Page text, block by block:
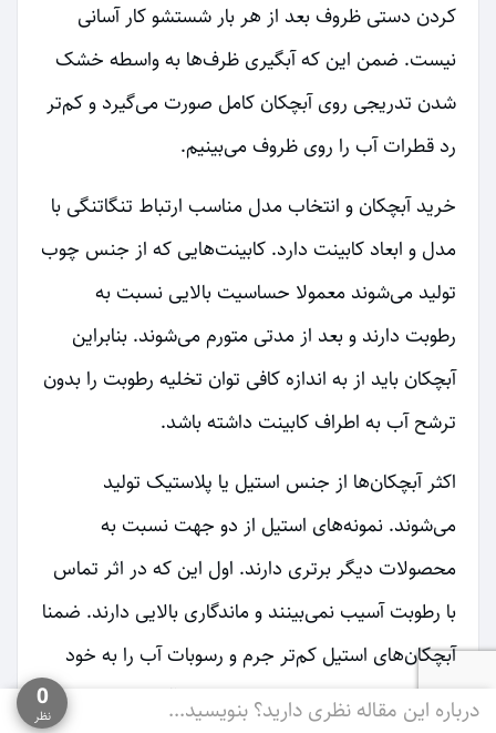
کردن دستی ظروف بعد از هر بار شستشو کار آسانی
نیست. ضمن این که آبگیری ظرف‌ها به واسطه خشک
شدن تدریجی روی آبچکان کامل صورت می‌گیرد و کم‌تر
رد قطرات آب را روی ظروف می‌بینیم.
خرید آبچکان و انتخاب مدل مناسب ارتباط تنگاتنگی با
مدل و ابعاد کابینت دارد. کابینت‌هایی که از جنس چوب
تولید می‌شوند معمولا حساسیت بالایی نسبت به
رطوبت دارند و بعد از مدتی متورم می‌شوند. بنابراین
آبچکان باید از به اندازه کافی توان تخلیه رطوبت را بدون
ترشح آب به اطراف کابینت داشته باشد.
اکثر آبچکان‌ها از جنس استیل یا پلاستیک تولید
می‌شوند. نمونه‌های استیل از دو جهت نسبت به
محصولات دیگر برتری دارند. اول این که در اثر تماس
با رطوبت آسیب نمی‌بینند و ماندگاری بالایی دارند. ضمنا
آبچکان‌های استیل کم‌تر جرم و رسوبات آب را به خود
جذب می‌کنند و شستشو و پاک کردن آن‌ها ساده‌تر
درباره این مقاله نظری دارید؟ بنویسید... 0
نظر